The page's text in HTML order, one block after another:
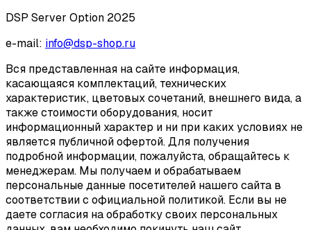
DSP Server Option 2025
e-mail: info@dsp-shop.ru
Вся представленная на сайте информация,
касающаяся комплектаций, технических
характеристик, цветовых сочетаний, внешнего вида, а
также стоимости оборудования, носит
информационный характер и ни при каких условиях не
является публичной офертой. Для получения
подробной информации, пожалуйста, обращайтесь к
менеджерам. Мы получаем и обрабатываем
персональные данные посетителей нашего сайта в
соответствии с официальной политикой. Если вы не
даете согласия на обработку своих персональных